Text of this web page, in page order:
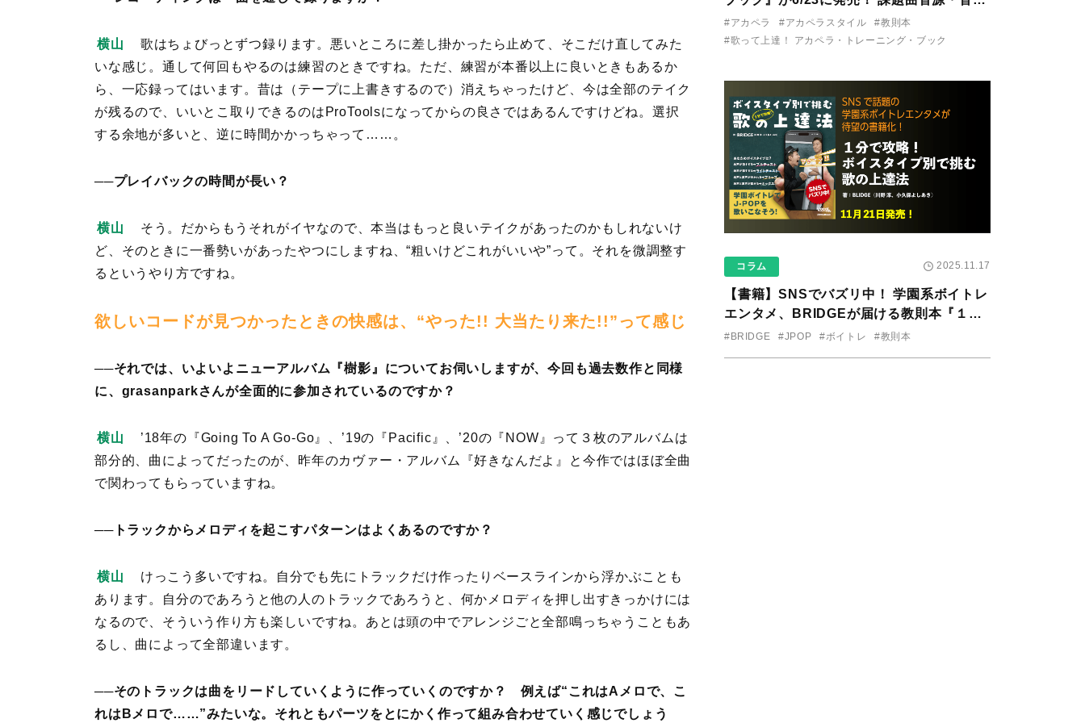
横山
歌はちょびっとずつ録ります。悪いところに差し掛かったら止めて、そこだけ直してみた
いな感じ。通して何回もやるのは練習のときですね。ただ、練習が本番以上に良いときもあるか
ら、一応録ってはいます。昔は（テープに上書きするので）消えちゃったけど、今は全部のテイク
が残るので、いいとこ取りできるのはProToolsになってからの良さではあるんですけどね。選択
する余地が多いと、逆に時間かかっちゃって……。
──プレイバックの時間が長い？
横山
そう。だからもうそれがイヤなので、本当はもっと良いテイクがあったのかもしれないけ
ど、そのときに一番勢いがあったやつにしますね、“粗いけどこれがいいや”って。それを微調整す
るというやり方ですね。
欲しいコードが見つかったときの快感は、“やった!! 大当たり来た!!”って感じ
──それでは、いよいよニューアルバム『樹影』についてお伺いしますが、今回も過去数作と同様
に、grasanparkさんが全面的に参加されているのですか？
横山
’18年の『Going To A Go-Go』、’19の『Pacific』、’20の『NOW』って３枚のアルバムは
部分的、曲によってだったのが、昨年のカヴァー・アルバム『好きなんだよ』と今作ではほぼ全曲
で関わってもらっていますね。
──トラックからメロディを起こすパターンはよくあるのですか？
横山
けっこう多いですね。自分でも先にトラックだけ作ったりベースラインから浮かぶことも
あります。自分のであろうと他の人のトラックであろうと、何かメロディを押し出すきっかけには
なるので、そういう作り方も楽しいですね。あとは頭の中でアレンジごと全部鳴っちゃうこともあ
るし、曲によって全部違います。
──そのトラックは曲をリードしていくように作っていくのですか？ 例えば“これはAメロで、こ
れはBメロで……”みたいな。それともパーツをとにかく作って組み合わせていく感じでしょう
り用アプリを公開。
#アカペラ #アカペラスタイル
#教則本
#歌って上達！ アカペラ・トレーニング・ブック
コラム 2025.11.17
【書籍】SNSでバズリ中！ 学園系ボイトレ
エンタメ、BRIDGEが届ける教則本『１分
で攻略！ ボイスタイプ別で挑む歌の上達
#BRIDGE #JPOP #ボイトレ #教則本